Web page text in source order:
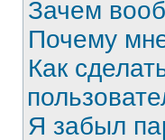
Зачем
Почему
Как
Я забыл